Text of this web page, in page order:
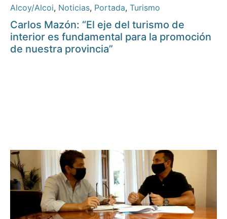
Alcoy/Alcoi, Noticias, Portada, Turismo
Carlos Mazón: “El eje del turismo de
interior es fundamental para la promoción
de nuestra provincia”